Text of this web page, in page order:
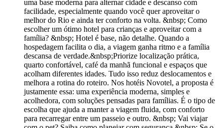
uma base moderna para alternar cidade e descanso com
facilidade, especialmente quando você quer aproveitar o
melhor do Rio e ainda ter conforto na volta. &nbsp; Como
escolher um ótimo hotel para crianças e aproveitar com a
família? &nbsp; Hotel é base, não detalhe. Quando a
hospedagem facilita o dia, a viagem ganha ritmo e a família
descansa de verdade.&nbsp;Priorize localização prática,
quarto confortável, café da manhã funcional e espaços que
acolham diferentes idades. Tudo isso reduz deslocamentos e
melhora a rotina do roteiro. Nos hotéis Novotel, a proposta é
justamente essa: uma experiência moderna, simples e
acolhedora, com soluções pensadas para famílias. É o tipo de
escolha que ajuda a manter a viagem fluida, com conforto
para recarregar entre um passeio e outro. &nbsp; Vai viajar